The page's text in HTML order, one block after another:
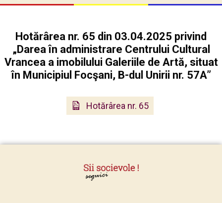
Hotărârea nr. 65 din 03.04.2025 privind
„Darea în administrare Centrului Cultural
Vrancea a imobilului Galeriile de Artă, situat
în Municipiul Focşani, B-dul Unirii nr. 57A”
Hotărârea nr. 65